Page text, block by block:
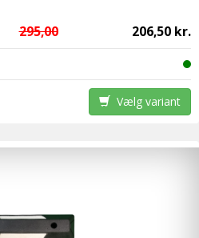
295,00 206,50 kr.
Vælg variant